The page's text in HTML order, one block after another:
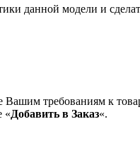
данной модели и
Вашим требованиям к
«Добавить в Заказ«.